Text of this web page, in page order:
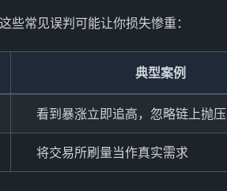
些常见误判可能让你损失惨重：
典型案例
看到暴涨立即追高，忽略链上抛压
将交易所刷量当作真实需求